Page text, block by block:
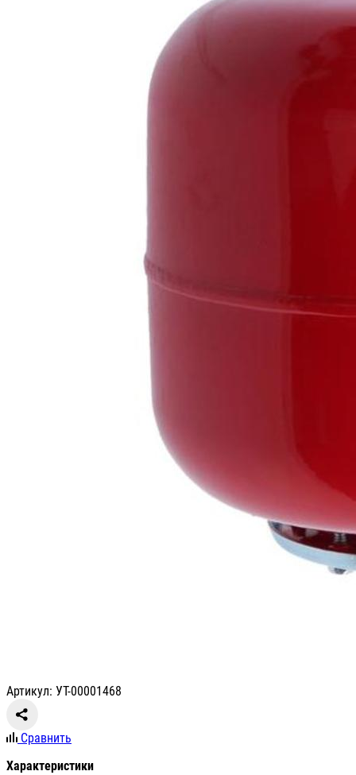
Артикул: УТ-00001468
Сравнить
Характеристики